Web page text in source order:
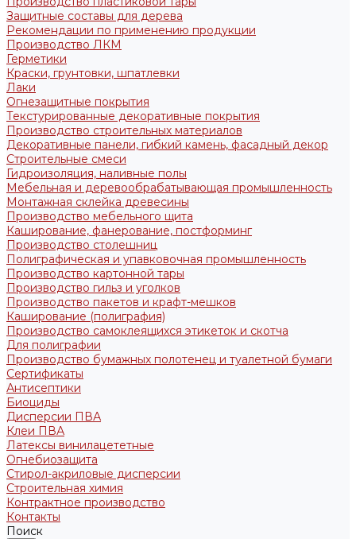
Защитные составы для дерева
Рекомендации по применению продукции
Производство ЛКМ
Герметики
Краски, грунтовки, шпатлевки
Лаки
Огнезащитные покрытия
Текстурированные декоративные покрытия
Производство строительных материалов
Декоративные панели, гибкий камень, фасадный декор
Строительные смеси
Гидроизоляция, наливные полы
Мебельная и деревообрабатывающая промышленность
Монтажная склейка древесины
Производство мебельного щита
Каширование, фанерование, постформинг
Производство столешниц
Полиграфическая и упавковочная промышленность
Производство картонной тары
Производство гильз и уголков
Производство пакетов и крафт-мешков
Каширование (полиграфия)
Производство самоклеящихся этикеток и скотча
Для полиграфии
Производство бумажных полотенец и туалетной бумаги
Сертификаты
Антисептики
Биоциды
Дисперсии ПВА
Клеи ПВА
Латексы винилацететные
Огнебиозащита
Стирол-акриловые дисперсии
Строительная химия
Контрактное производство
Контакты
Поиск